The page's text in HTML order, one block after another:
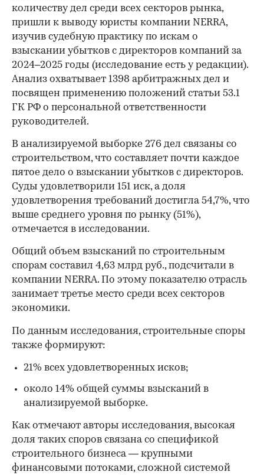
количеству дел среди всех секторов рынка,
пришли к выводу юристы компании NERRA,
изучив судебную практику по искам о
взыскании убытков с директоров компаний за
2024–2025 годы (исследование есть у редакции).
Анализ охватывает 1398 арбитражных дел и
посвящен применению положений статьи 53.1
ГК РФ о персональной ответственности
руководителей.
В анализируемой выборке 276 дел связаны со
строительством, что составляет почти каждое
пятое дело о взыскании убытков с директоров.
Суды удовлетворили 151 иск, а доля
удовлетворения требований достигла 54,7%, что
выше среднего уровня по рынку (51%),
отмечается в исследовании.
Общий объем взысканий по строительным
спорам составил 4,63 млрд руб., подсчитали в
компании NERRA. По этому показателю отрасль
занимает третье место среди всех секторов
экономики.
00:00 / 00:00
По данным исследования, строительные споры
также формируют:
21% всех удовлетворенных исков;
около 14% общей суммы взысканий в
анализируемой выборке.
Как отмечают авторы исследования, высокая
доля таких споров связана со спецификой
строительного бизнеса — крупными
финансовыми потоками, сложной системой